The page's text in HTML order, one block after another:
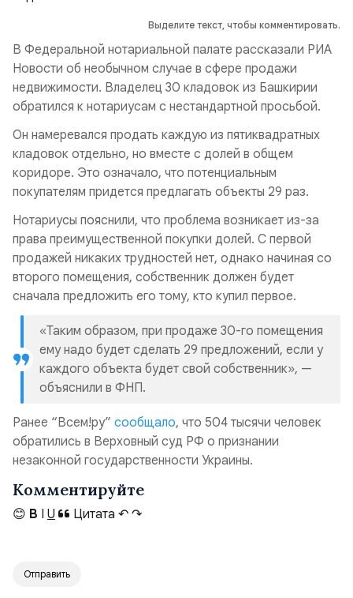
Выделите текст, чтобы комментировать.
В Федеральной нотариальной палате рассказали РИА
Новости об необычном случае в сфере продажи
недвижимости. Владелец 30 кладовок из Башкирии
обратился к нотариусам с нестандартной просьбой.
Он намеревался продать каждую из пятиквадратных
кладовок отдельно, но вместе с долей в общем
коридоре. Это означало, что потенциальным
покупателям придется предлагать объекты 29 раз.
Нотариусы пояснили, что проблема возникает из-за
права преимущественной покупки долей. С первой
продажей никаких трудностей нет, однако начиная со
второго помещения, собственник должен будет
сначала предложить его тому, кто купил первое.
«Таким образом, при продаже 30-го помещения
ему надо будет сделать 29 предложений, если у
каждого объекта будет свой собственник», —
объяснили в ФНП.
Ранее “Всем!ру” сообщало, что 504 тысячи человек
обратились в Верховный суд РФ о признании
незаконной государственности Украины.
Комментируйте
😊 B I U Цитата ↶ ↷
Отправить